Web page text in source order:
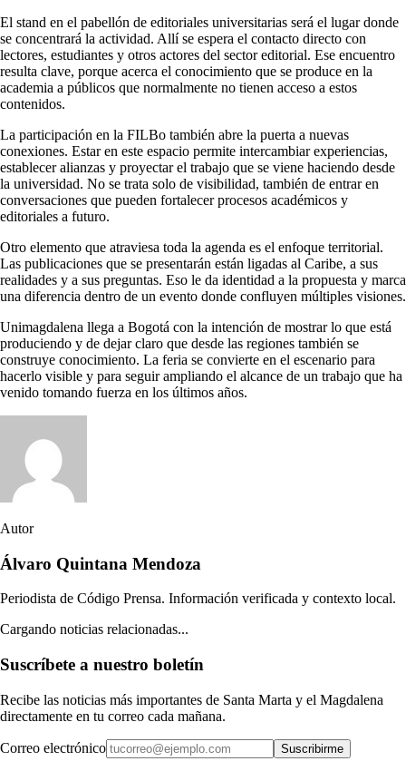
El stand en el pabellón de editoriales universitarias será el lugar donde
se concentrará la actividad. Allí se espera el contacto directo con
lectores, estudiantes y otros actores del sector editorial. Ese encuentro
resulta clave, porque acerca el conocimiento que se produce en la
academia a públicos que normalmente no tienen acceso a estos
contenidos.
La participación en la FILBo también abre la puerta a nuevas
conexiones. Estar en este espacio permite intercambiar experiencias,
establecer alianzas y proyectar el trabajo que se viene haciendo desde
la universidad. No se trata solo de visibilidad, también de entrar en
conversaciones que pueden fortalecer procesos académicos y
editoriales a futuro.
Otro elemento que atraviesa toda la agenda es el enfoque territorial.
Las publicaciones que se presentarán están ligadas al Caribe, a sus
realidades y a sus preguntas. Eso le da identidad a la propuesta y marca
una diferencia dentro de un evento donde confluyen múltiples visiones.
Unimagdalena llega a Bogotá con la intención de mostrar lo que está
produciendo y de dejar claro que desde las regiones también se
construye conocimiento. La feria se convierte en el escenario para
hacerlo visible y para seguir ampliando el alcance de un trabajo que ha
venido tomando fuerza en los últimos años.
Autor
Álvaro Quintana Mendoza
Periodista de Código Prensa. Información verificada y contexto local.
Cargando noticias relacionadas...
Suscríbete a nuestro boletín
Recibe las noticias más importantes de Santa Marta y el Magdalena
directamente en tu correo cada mañana.
Correo electrónico Suscribirme